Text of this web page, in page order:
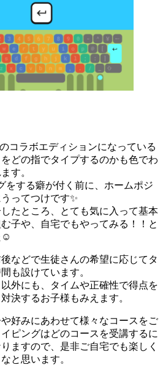
コラボエディションになっている
どの指でタイプするのかも色でわ
す。
をする癖が付く前に、ホームポジ
ってつけです✨️
たところ、とても気に入って基本
子や、自宅でもやってみる！！と
☺️
などで生徒さんの希望に応じてタ
も設けています。
外にも、タイムや正確性で得点を
決するお子様もみえます。
好みにあわせて様々なコースをご
ピングはどのコースを受講するに
ますので、是非ご自宅でも楽しく
と思います。